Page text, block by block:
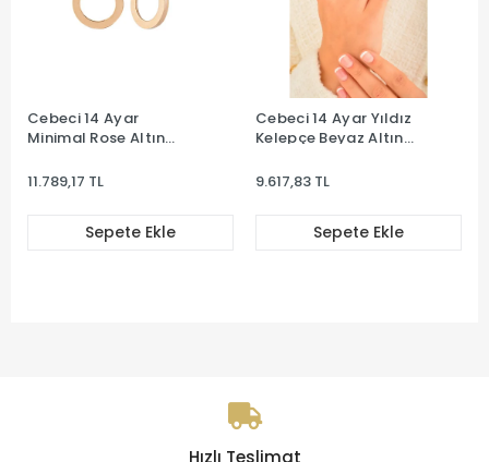
Cebeci 14 Ayar
Minimal Rose Altın
11.789,17 TL
Sepete Ekle
Cebeci 14 Ayar Yıldız
Kelepçe Beyaz Altın
9.617,83 TL
Sepete Ekle
Hızlı Teslimat